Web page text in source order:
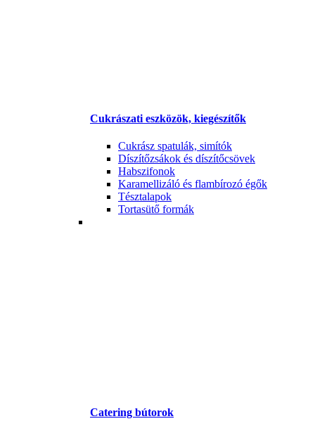
Cukrászati eszközök, kiegészítők
Cukrász spatulák, simítók
Díszítőzsákok és díszítőcsövek
Habszifonok
Karamellizáló és flambírozó égők
Tésztalapok
Tortasütő formák
Catering bútorok